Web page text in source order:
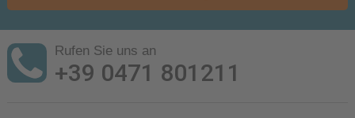
Rufen Sie uns an
+39 0471 801211